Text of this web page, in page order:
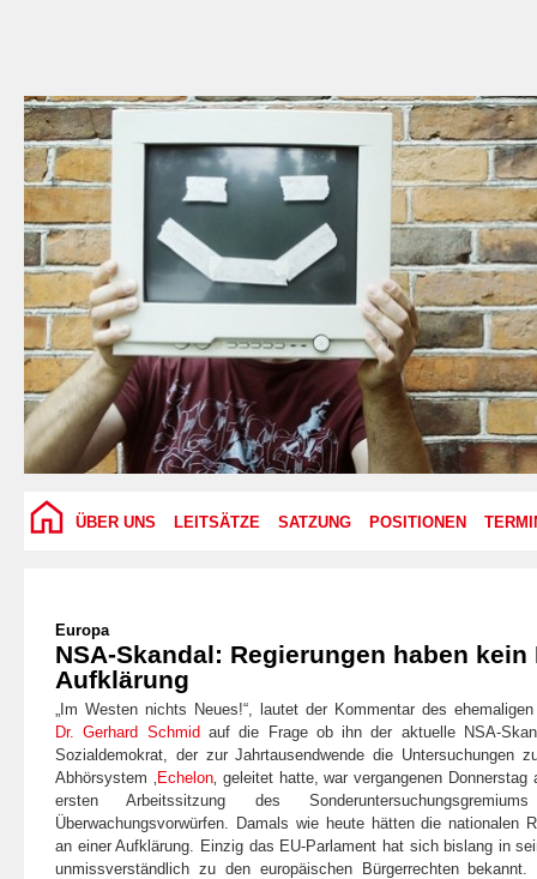
ÜBER UNS LEITSÄTZE SATZUNG POSITIONEN
Europa
NSA-Skandal: Regierungen haben kein
Aufklärung
„Im Westen nichts Neues!“ , lautet der Kommentar des
Dr. Gerhard Schmidauf die Frage ob ihn der aktuelle NSA-
Sozialdemokrat, der zur Jahrtausendwende die Untersuchungen
Abhörsystem ‚ Echelon‚ geleitet hatte, war vergangenen
ersten Arbeitssitzung des
Überwachungsvorwürfen. Damals wie heute hätten die nationalen
an einer Aufklärung. Einzig das EU-Parlament hat sich bislang in
unmissverständlich zu den europäischen Bürgerrechten